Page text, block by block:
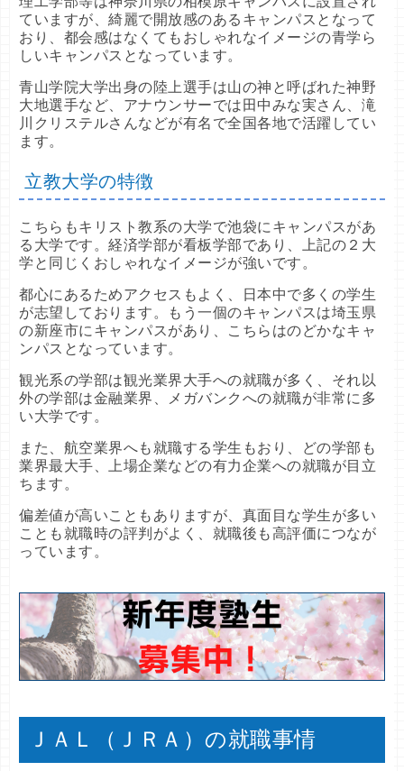
ていますが、綺麗で開放感のあるキャンパスとなって
おり、都会感はなくてもおしゃれなイメージの青学ら
しいキャンパスとなっています。
青山学院大学出身の陸上選手は山の神と呼ばれた神野
大地選手など、アナウンサーでは田中みな実さん、滝
川クリステルさんなどが有名で全国各地で活躍してい
ます。
立教大学の特徴
こちらもキリスト教系の大学で池袋にキャンパスがあ
る大学です。経済学部が看板学部であり、上記の２大
学と同じくおしゃれなイメージが強いです。
都心にあるためアクセスもよく、日本中で多くの学生
が志望しております。もう一個のキャンパスは埼玉県
の新座市にキャンパスがあり、こちらはのどかなキャ
ンパスとなっています。
観光系の学部は観光業界大手への就職が多く、それ以
外の学部は金融業界、メガバンクへの就職が非常に多
い大学です。
また、航空業界へも就職する学生もおり、どの学部も
業界最大手、上場企業などの有力企業への就職が目立
ちます。
偏差値が高いこともありますが、真面目な学生が多い
ことも就職時の評判がよく、就職後も高評価につなが
っています。
ＪＡＬ（ＪＲＡ）の就職事情